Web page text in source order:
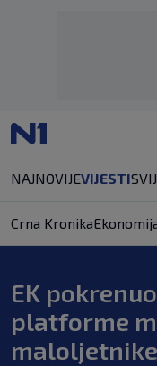
NAJNOVIJEVIJESTI
Crna Kronika
EK
platforme
maloljetnike